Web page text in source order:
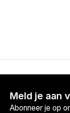
Meld je aan
Abonneer je op